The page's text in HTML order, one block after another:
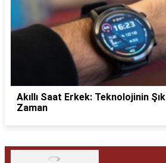
Akıllı Saat Erkek: Teknolojinin
Zaman